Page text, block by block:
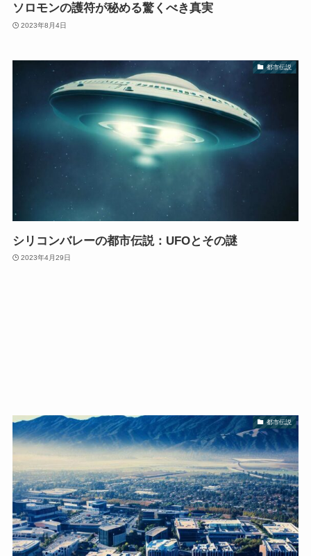
ソロモンの護符が秘める驚くべき真実
2023年8月4日
都市伝説
シリコンバレーの都市伝説：UFOとその謎
2023年4月29日
都市伝説